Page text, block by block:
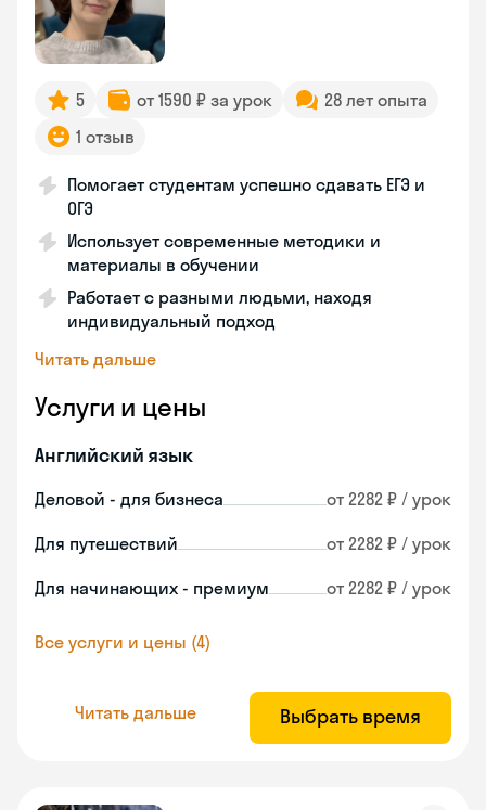
5 от 1590 ₽ за урок
28 лет опыта
1 отзыв
Помогает студентам успешно сдавать ЕГЭ и
ОГЭ
Использует современные методики и
материалы в обучении
Работает с разными людьми, находя
индивидуальный подход
Читать дальше
Услуги и цены
Английский язык
Деловой - для бизнеса от 2282 ₽ / урок
Для путешествий от 2282 ₽ / урок
Для начинающих - премиум от 2282 ₽ / урок
Все услуги и цены (4)
Читать дальше Выбрать время